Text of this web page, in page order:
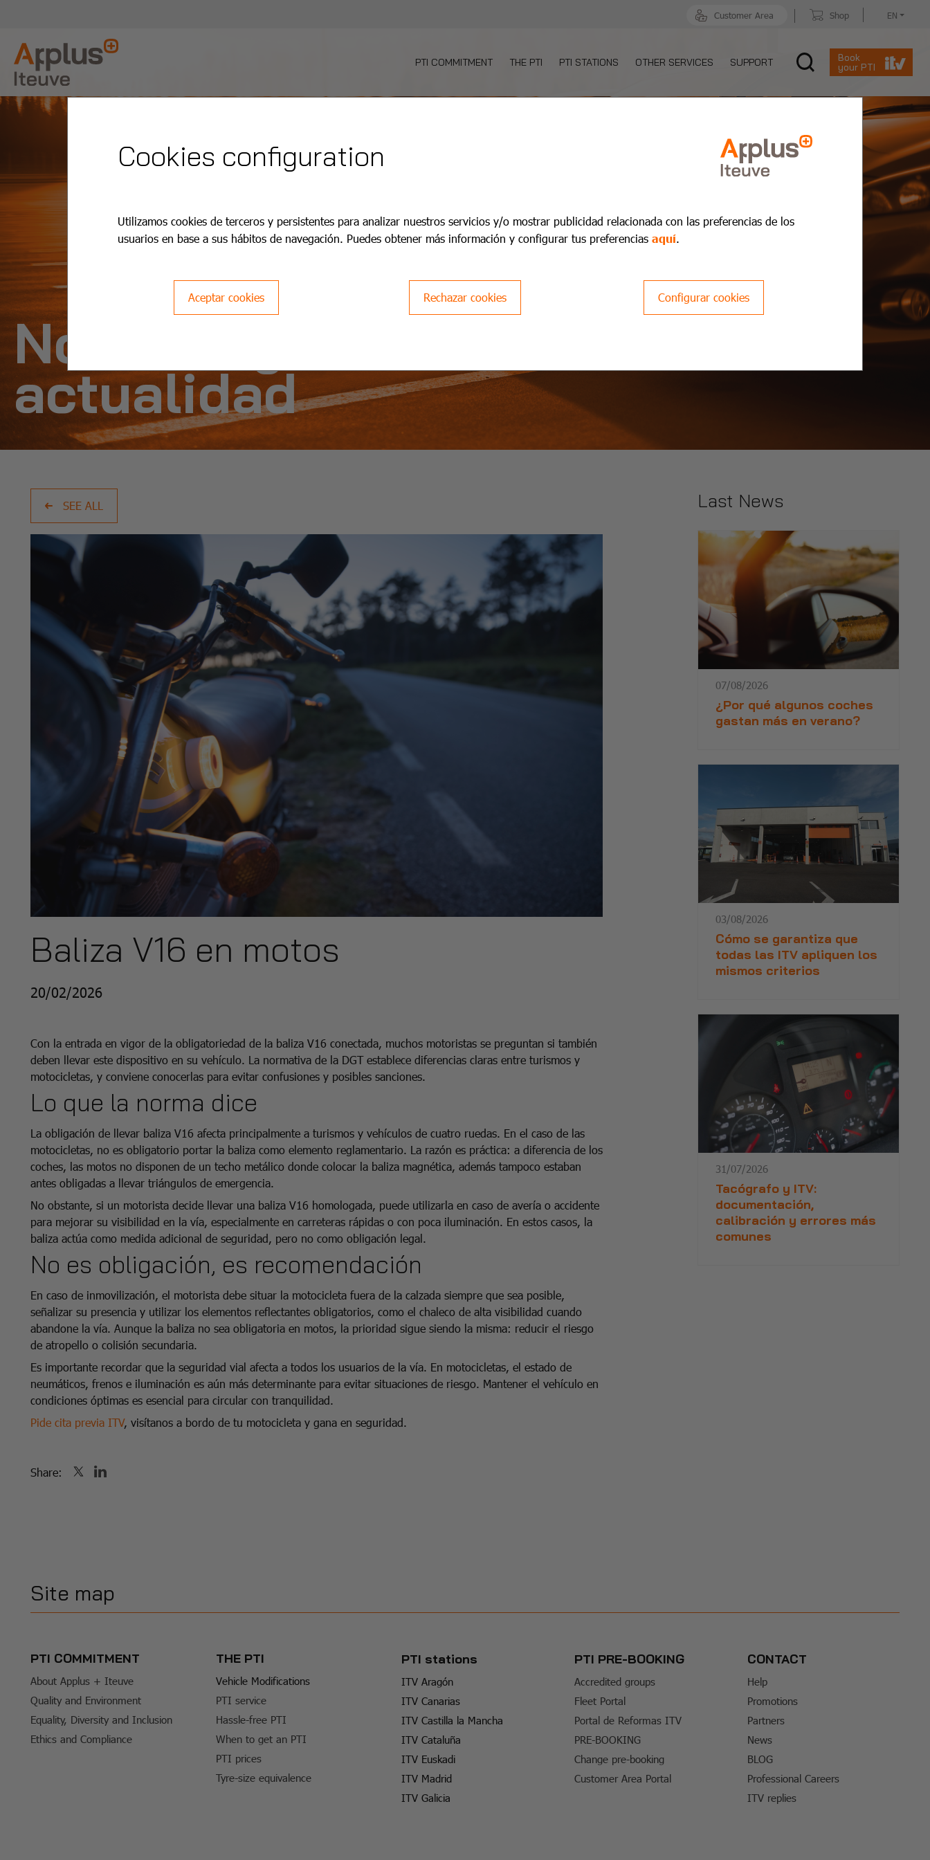
Customer Area Shop EN
PTI COMMITMENT THE PTI PTI STATIONS OTHER SERVICES SUPPORT
Book
your PTI
Noticias y
actualidad
SEE ALL
Baliza V16 en motos
20/02/2026
Con la entrada en vigor de la obligatoriedad de la baliza V16 conectada, muchos motoristas se preguntan si también
deben llevar este dispositivo en su vehículo. La normativa de la DGT establece diferencias claras entre turismos y
motocicletas, y conviene conocerlas para evitar confusiones y posibles sanciones.
Lo que la norma dice
La obligación de llevar baliza V16 afecta principalmente a turismos y vehículos de cuatro ruedas. En el caso de las
motocicletas, no es obligatorio portar la baliza como elemento reglamentario. La razón es práctica: a diferencia de los
coches, las motos no disponen de un techo metálico donde colocar la baliza magnética, además tampoco estaban
antes obligadas a llevar triángulos de emergencia.
No obstante, si un motorista decide llevar una baliza V16 homologada, puede utilizarla en caso de avería o accidente
para mejorar su visibilidad en la vía, especialmente en carreteras rápidas o con poca iluminación. En estos casos, la
baliza actúa como medida adicional de seguridad, pero no como obligación legal.
No es obligación, es recomendación
En caso de inmovilización, el motorista debe situar la motocicleta fuera de la calzada siempre que sea posible,
señalizar su presencia y utilizar los elementos reflectantes obligatorios, como el chaleco de alta visibilidad cuando
abandone la vía. Aunque la baliza no sea obligatoria en motos, la prioridad sigue siendo la misma: reducir el riesgo
de atropello o colisión secundaria.
Es importante recordar que la seguridad vial afecta a todos los usuarios de la vía. En motocicletas, el estado de
neumáticos, frenos e iluminación es aún más determinante para evitar situaciones de riesgo. Mantener el vehículo en
condiciones óptimas es esencial para circular con tranquilidad.
Pide cita previa ITV, visítanos a bordo de tu motocicleta y gana en seguridad.
Share:
Last News
07/08/2026
¿Por qué algunos coches
gastan más en verano?
03/08/2026
Cómo se garantiza que
todas las ITV apliquen los
mismos criterios
31/07/2026
Tacógrafo y ITV:
documentación,
calibración y errores más
comunes
Site map
PTI COMMITMENT
About Applus + Iteuve
Quality and Environment
Equality, Diversity and Inclusion
Ethics and Compliance
THE PTI
Vehicle Modifications
PTI service
Hassle-free PTI
When to get an PTI
PTI prices
Tyre-size equivalence
PTI stations
ITV Aragón
ITV Canarias
ITV Castilla la Mancha
ITV Cataluña
ITV Euskadi
ITV Madrid
ITV Galicia
PTI PRE-BOOKING
Accredited groups
Fleet Portal
Portal de Reformas ITV
PRE-BOOKING
Change pre-booking
Customer Area Portal
CONTACT
Help
Promotions
Partners
News
BLOG
Professional Careers
ITV replies
Cookies configuration
Utilizamos cookies de terceros y persistentes para analizar nuestros servicios y/o mostrar publicidad relacionada con las preferencias de los
usuarios en base a sus hábitos de navegación. Puedes obtener más información y configurar tus preferencias aquí.
Aceptar cookies Rechazar cookies Configurar cookies